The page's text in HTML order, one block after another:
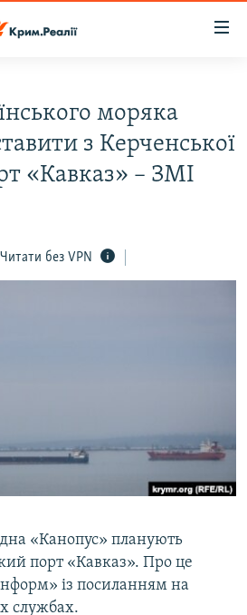
моряка
з Керченської
«Кавказ» – ЗМІ
Читати без VPN
«Канопус» планують
порт «Кавказ». Про це
із посиланням на
службах.